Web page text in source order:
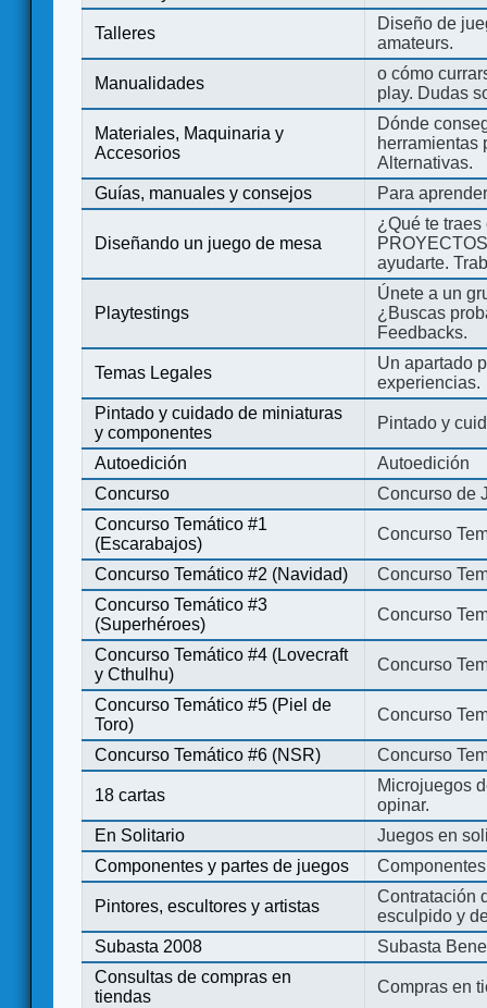
Talleres
Diseño de
amateurs.
Manualidades
o cómo
play. Dudas
Materiales, Maquinaria y
Accesorios
Dónde
herramientas
Alternativas.
Guías, manuales y consejos
Para
Diseñando un juego de mesa
¿Qué te
ayudarte.
Playtestings
Únete a un
¿Buscas
Feedbacks.
Temas Legales
Un apartado
experiencias.
Pintado y cuidado de miniaturas
y componentes
Pintado y
Autoedición
Autoedición
Concurso
Concurso de
Concurso Temático #1
(Escarabajos)
Concurso
Concurso Temático #2 (Navidad)
Concurso
Concurso Temático #3
(Superhéroes)
Concurso
Concurso Temático #4 (Lovecraft
y Cthulhu)
Concurso
Concurso Temático #5 (Piel de
Toro)
Concurso
Concurso Temático #6 (NSR) Concurso
18 cartas
Microjuegos
opinar.
En Solitario
Juegos en
Componentes y partes de juegos
Pintores, escultores y artistas
Contratación
esculpido y
Subasta 2008
Subasta
Consultas de compras en
tiendas
Compras en